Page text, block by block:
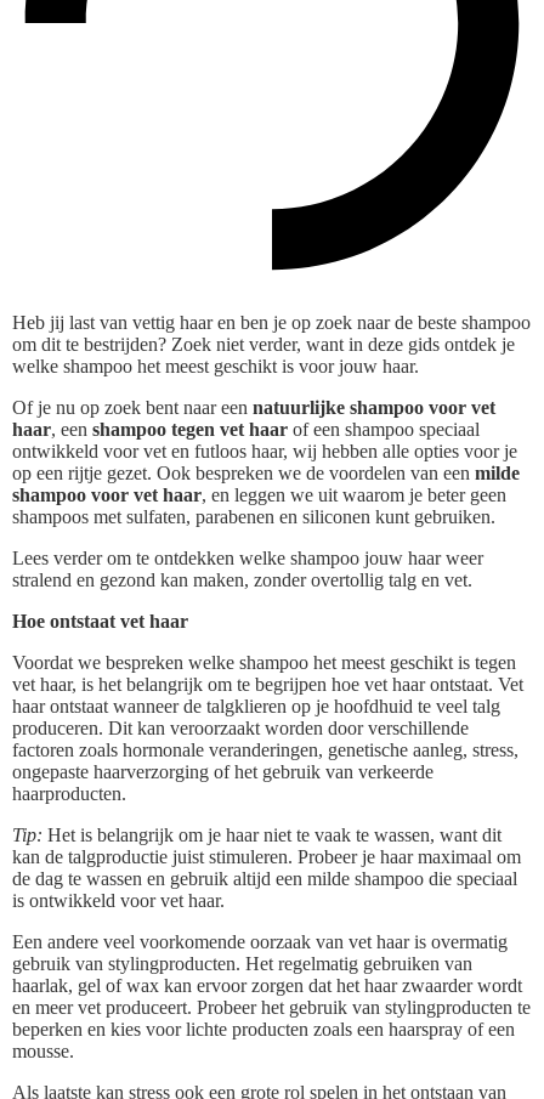
Heb jij last van vettig haar en ben je op zoek naar de beste shampoo
om dit te bestrijden? Zoek niet verder, want in deze gids ontdek je
welke shampoo het meest geschikt is voor jouw haar.
Of je nu op zoek bent naar een natuurlijke shampoo voor vet
haar, een shampoo tegen vet haar of een shampoo speciaal
ontwikkeld voor vet en futloos haar, wij hebben alle opties voor je
op een rijtje gezet. Ook bespreken we de voordelen van een milde
shampoo voor vet haar, en leggen we uit waarom je beter geen
shampoos met sulfaten, parabenen en siliconen kunt gebruiken.
Lees verder om te ontdekken welke shampoo jouw haar weer
stralend en gezond kan maken, zonder overtollig talg en vet.
Hoe ontstaat vet haar
Voordat we bespreken welke shampoo het meest geschikt is tegen
vet haar, is het belangrijk om te begrijpen hoe vet haar ontstaat. Vet
haar ontstaat wanneer de talgklieren op je hoofdhuid te veel talg
produceren. Dit kan veroorzaakt worden door verschillende
factoren zoals hormonale veranderingen, genetische aanleg, stress,
ongepaste haarverzorging of het gebruik van verkeerde
haarproducten.
Tip: Het is belangrijk om je haar niet te vaak te wassen, want dit
kan de talgproductie juist stimuleren. Probeer je haar maximaal om
de dag te wassen en gebruik altijd een milde shampoo die speciaal
is ontwikkeld voor vet haar.
Een andere veel voorkomende oorzaak van vet haar is overmatig
gebruik van stylingproducten. Het regelmatig gebruiken van
haarlak, gel of wax kan ervoor zorgen dat het haar zwaarder wordt
en meer vet produceert. Probeer het gebruik van stylingproducten te
beperken en kies voor lichte producten zoals een haarspray of een
mousse.
Als laatste kan stress ook een grote rol spelen in het ontstaan van